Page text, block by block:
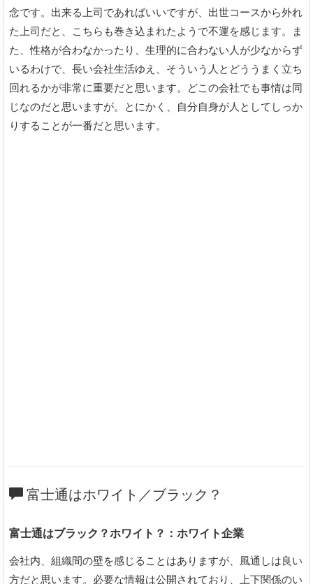
念です。出来る上司であればいいですが、出世コースから外れ
た上司だと、こちらも巻き込まれたようで不運を感じます。ま
た、性格が合わなかったり、生理的に合わない人が少なからず
いるわけで、長い会社生活ゆえ、そういう人とどううまく立ち
回れるかが非常に重要だと思います。どこの会社でも事情は同
じなのだと思いますが。とにかく、自分自身が人としてしっか
りすることが一番だと思います。
富士通はホワイト／ブラック？
富士通はブラック？ホワイト？：ホワイト企業
会社内、組織間の壁を感じることはありますが、風通しは良い
方だと思います。必要な情報は公開されており、上下関係のい